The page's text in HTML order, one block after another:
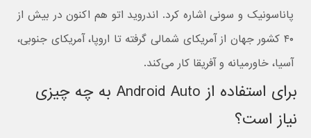
پاناسونیک و سونی اشاره کرد. اندروید اتو هم اکنون در بیش از
۴۰ کشور جهان از آمریکای شمالی گرفته تا اروپا، آمریکای جنوبی،
آسیا، خاورمیانه و آفریقا کار می‌کند.
برای استفاده از Android Auto به چه چیزی
نیاز است؟